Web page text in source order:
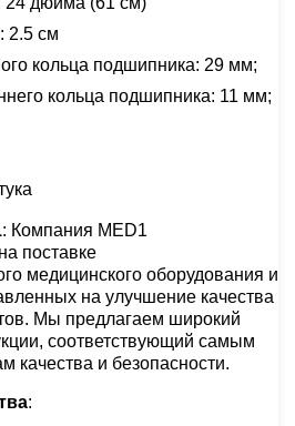
2.5 см
кольца подшипника: 29 мм;
кольца подшипника: 11 мм;
: Компания MED1
поставке
медицинского оборудования и
на улучшение качества
Мы предлагаем широкий
соответствующий самым
качества и безопасности.
: